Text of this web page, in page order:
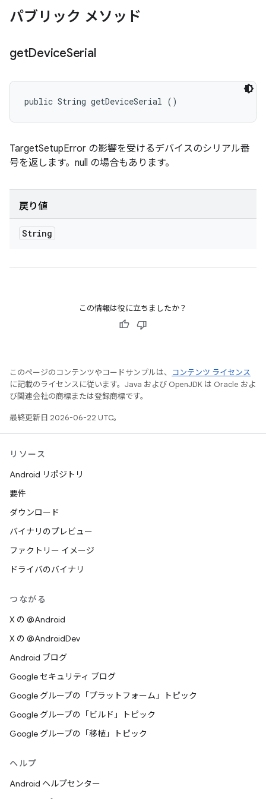
パブリック メソッド
getDeviceSerial
public String getDeviceSerial ()
TargetSetupError の影響を受けるデバイスのシリアル番
号を返します。null の場合もあります。
戻り値
String
この情報は役に立ちましたか？
このページのコンテンツやコードサンプルは、
コンテンツ ライセンス
に記載のライセンスに従います。Java および OpenJDK は Oracle およ
び関連会社の商標または登録商標です。
最終更新日 2026-06-22 UTC。
リソース
Android リポジトリ
要件
ダウンロード
バイナリのプレビュー
ファクトリー イメージ
ドライバのバイナリ
つながる
X の @Android
X の @AndroidDev
Android ブログ
Google セキュリティ ブログ
Google グループの「プラットフォーム」トピック
Google グループの「ビルド」トピック
Google グループの「移植」トピック
ヘルプ
Android ヘルプセンター